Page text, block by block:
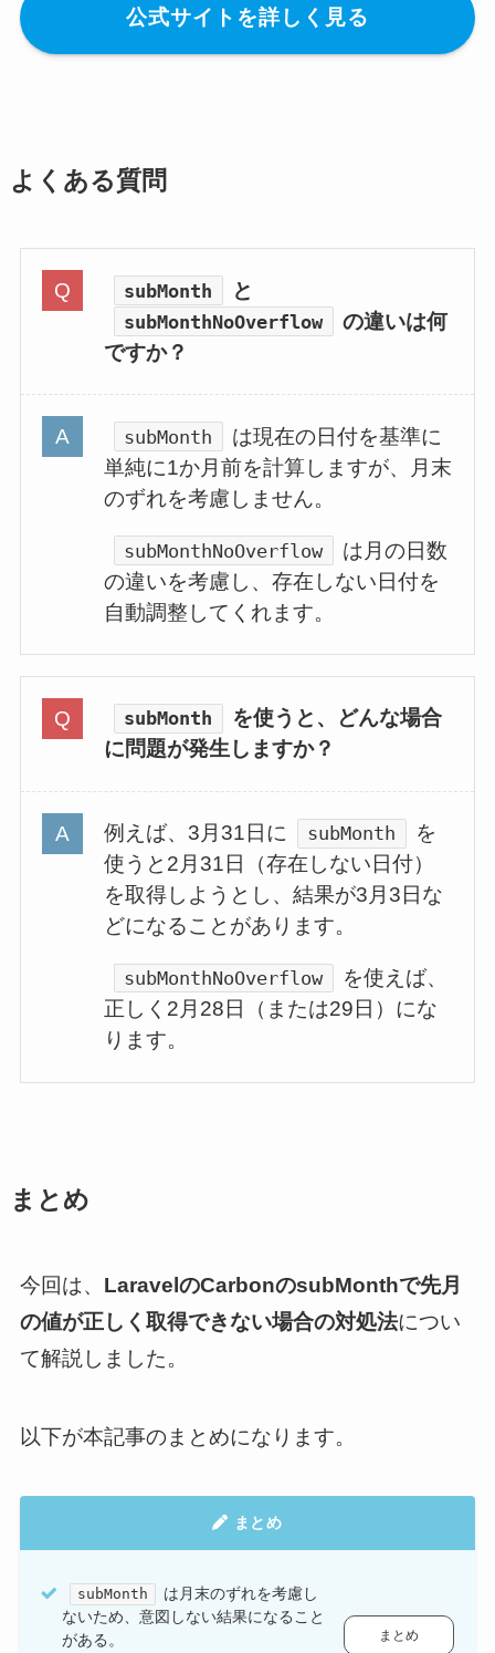
公式サイトを詳しく見る
よくある質問
subMonth と
subMonthNoOverflow
の違いは何
ですか？
subMonth
は現在の日付を基準に
単純に1か月前を計算しますが、月末
のずれを考慮しません。
subMonthNoOverflow
は月の日数
の違いを考慮し、存在しない日付を
自動調整してくれます。
subMonth
を使うと、どんな場合
に問題が発生しますか？
例えば、3月31日に subMonth
を
使うと2月31日（存在しない日付）
を取得しようとし、結果が3月3日な
どになることがあります。
subMonthNoOverflow
を使えば、
正しく2月28日（または29日）にな
ります。
まとめ
今回は、 LaravelのCarbonのsubMonthで先月
の値が正しく取得できない場合の対処法につい
て解説しました。
以下が本記事のまとめになります。
まとめ
subMonth
は月末のずれを考慮し
ないため、意図しない結果になること
がある。
まとめ